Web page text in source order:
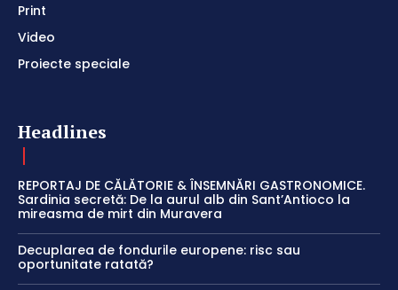
Print
Video
Proiecte speciale
Headlines
REPORTAJ DE CĂLĂTORIE & ÎNSEMNĂRI GASTRONOMICE.
Sardinia secretă: De la aurul alb din Sant’Antioco la
mireasma de mirt din Muravera
Decuplarea de fondurile europene: risc sau
oportunitate ratată?